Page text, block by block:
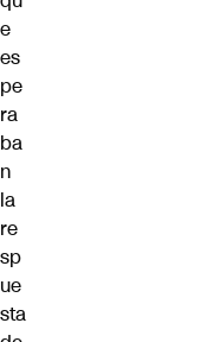
e
es
pe
ra
ba
n
la
re
sp
ue
sta